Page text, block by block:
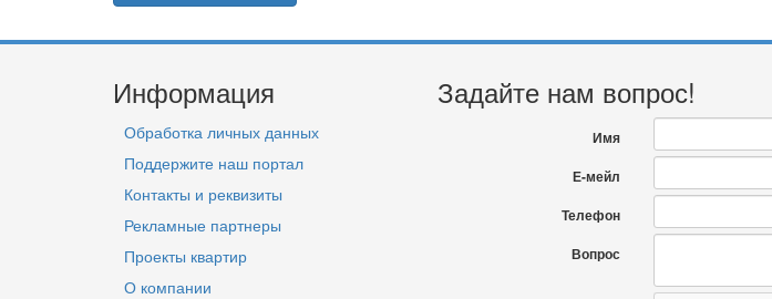
Информация
Обработка личных данных
Поддержите наш портал
Контакты и реквизиты
Рекламные партнеры
Проекты квартир
О компании
Задайте нам вопрос!
Имя
Е-мейл
Телефон
Вопрос